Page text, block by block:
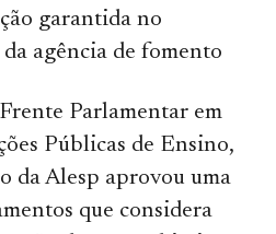
garantida no
agência de fomento
Parlamentar em
Públicas de Ensino,
da Alesp aprovou uma
que considera